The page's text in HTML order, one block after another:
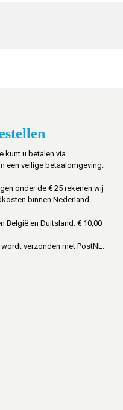
kunt u betalen via
een veilige betaalomgeving.
onder de € 25 rekenen wij
binnen Nederland.
België en Duitsland: € 10,00
verzonden met PostNL.